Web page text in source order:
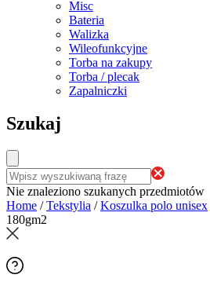
Misc
Bateria
Walizka
Wileofunkcyjne
Torba na zakupy
Torba / plecak
Zapalniczki
Szukaj
Nie znaleziono szukanych przedmiotów
Home /Tekstylia /Koszulka polo unisex
180gm2